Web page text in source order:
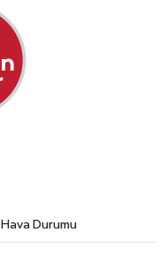
Hava Durumu